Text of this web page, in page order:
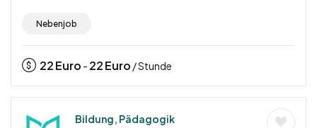
Nebenjob
22Euro - 22Euro / Stunde
Bildung, Pädagogik